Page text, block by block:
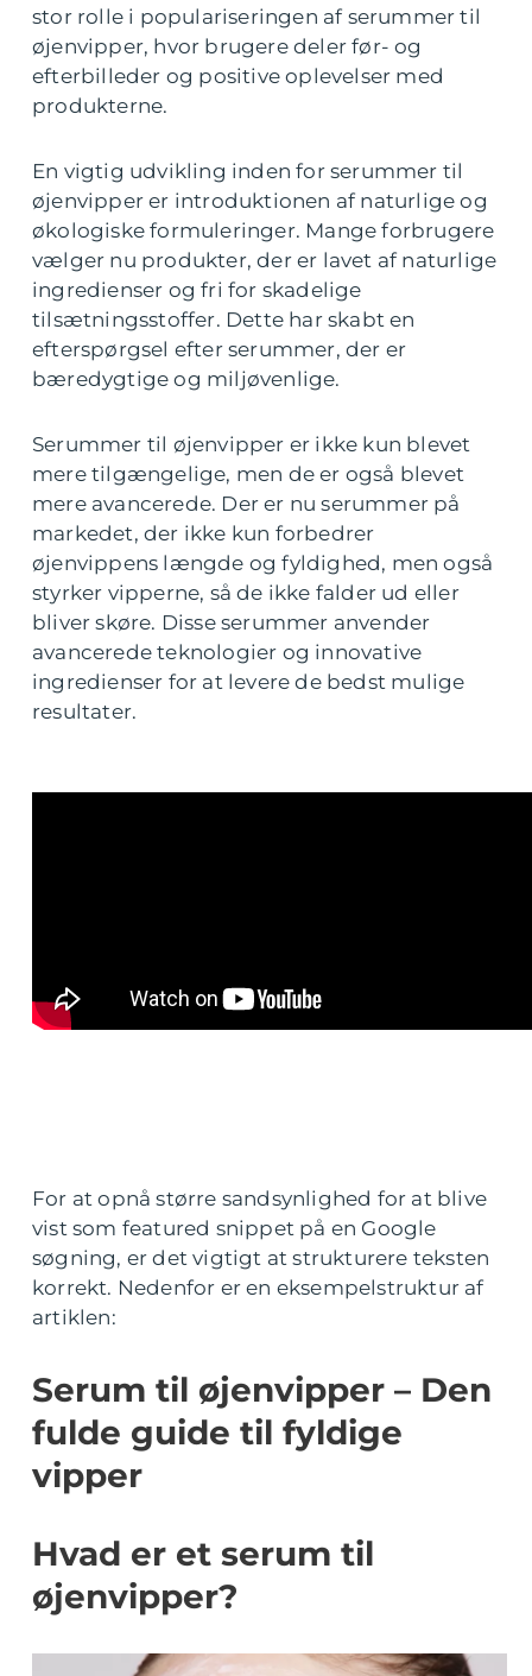
stor rolle i populariseringen af serummer til
øjenvipper, hvor brugere deler før- og
efterbilleder og positive oplevelser med
produkterne.
En vigtig udvikling inden for serummer til
øjenvipper er introduktionen af naturlige og
økologiske formuleringer. Mange forbrugere
vælger nu produkter, der er lavet af naturlige
ingredienser og fri for skadelige
tilsætningsstoffer. Dette har skabt en
efterspørgsel efter serummer, der er
bæredygtige og miljøvenlige.
Serummer til øjenvipper er ikke kun blevet
mere tilgængelige, men de er også blevet
mere avancerede. Der er nu serummer på
markedet, der ikke kun forbedrer
øjenvippens længde og fyldighed, men også
styrker vipperne, så de ikke falder ud eller
bliver skøre. Disse serummer anvender
avancerede teknologier og innovative
ingredienser for at levere de bedst mulige
resultater.
For at opnå større sandsynlighed for at blive
vist som featured snippet på en Google
søgning, er det vigtigt at strukturere teksten
korrekt. Nedenfor er en eksempelstruktur af
artiklen:
Serum til øjenvipper – Den
fulde guide til fyldige
vipper
Hvad er et serum til
øjenvipper?